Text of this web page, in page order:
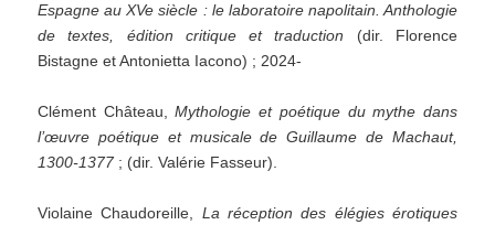
Espagne au XVe siècle : le laboratoire napolitain. Anthologie
de textes, édition critique et traduction (dir. Florence
Bistagne et Antonietta Iacono) ; 2024-
Clément Château,Mythologie et poétique du mythe dans
l’œuvre poétique et musicale de Guillaume de Machaut,
1300-1377; (dir. Valérie Fasseur).
Violaine Chaudoreille, La réception des élégies érotiques